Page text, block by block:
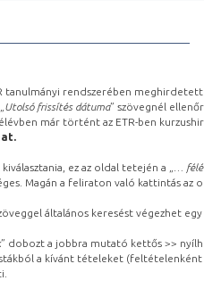
tanulmányi rendszerében
Utolsó frissítés dátuma” szövegnél
már történt az ETR-ben
ez az oldal tetején a „
…
Magán a feliraton való kattintás az
általános keresést végezhet
” dobozt a jobbra mutató kettős >>
a kívánt tételeket (feltételenként